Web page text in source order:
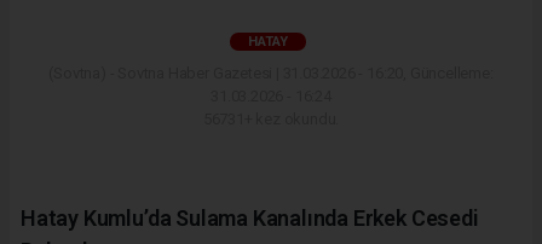
HATAY
Hatay Kumlu’da Sulama Kanalında Erkek Cesedi